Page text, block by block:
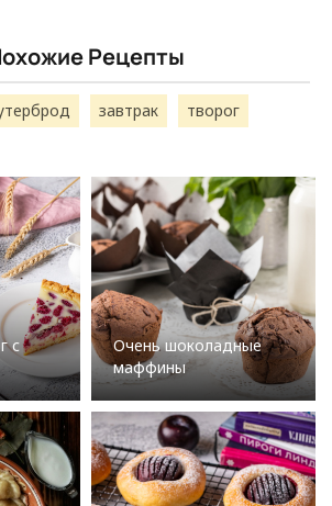
Рецепты
завтрак творог
с
Очень шоколадные
маффины